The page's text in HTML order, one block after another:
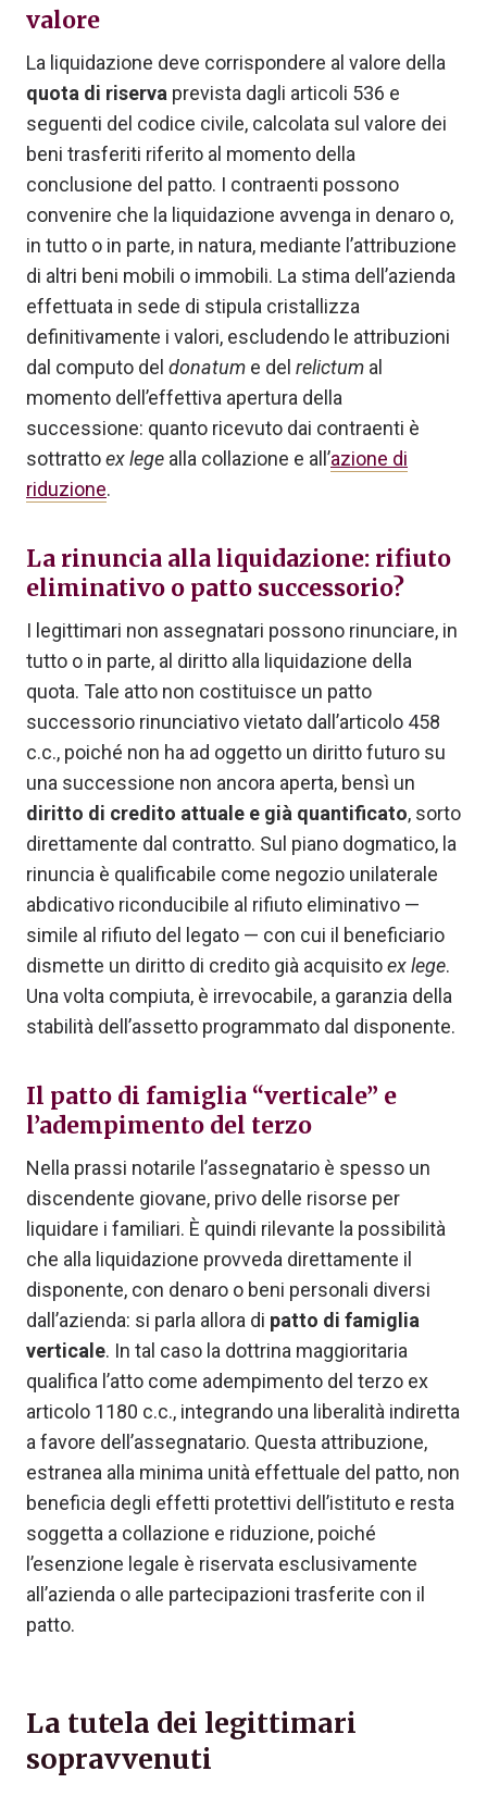
valore
La liquidazione deve corrispondere al valore della
quota di riserva prevista dagli articoli 536 e
seguenti del codice civile, calcolata sul valore dei
beni trasferiti riferito al momento della
conclusione del patto. I contraenti possono
convenire che la liquidazione avvenga in denaro o,
in tutto o in parte, in natura, mediante l’attribuzione
di altri beni mobili o immobili. La stima dell’azienda
effettuata in sede di stipula cristallizza
definitivamente i valori, escludendo le attribuzioni
dal computo del donatum e del relictum al
momento dell’effettiva apertura della
successione: quanto ricevuto dai contraenti è
sottrattoex lege alla collazione e all’azione di
riduzione.
La rinuncia alla liquidazione: rifiuto
eliminativo o patto successorio?
I legittimari non assegnatari possono rinunciare, in
tutto o in parte, al diritto alla liquidazione della
quota. Tale atto non costituisce un patto
successorio rinunciativo vietato dall’articolo 458
c.c., poiché non ha ad oggetto un diritto futuro su
una successione non ancora aperta, bensì un
diritto di credito attuale e già quantificato, sorto
direttamente dal contratto. Sul piano dogmatico, la
rinuncia è qualificabile come negozio unilaterale
abdicativo riconducibile al rifiuto eliminativo —
simile al rifiuto del legato — con cui il beneficiario
dismette un diritto di credito già acquisitoex lege.
Una volta compiuta, è irrevocabile, a garanzia della
stabilità dell’assetto programmato dal disponente.
Il patto di famiglia “verticale” e
l’adempimento del terzo
Nella prassi notarile l’assegnatario è spesso un
discendente giovane, privo delle risorse per
liquidare i familiari. È quindi rilevante la possibilità
che alla liquidazione provveda direttamente il
disponente, con denaro o beni personali diversi
dall’azienda: si parla allora di patto di famiglia
verticale. In tal caso la dottrina maggioritaria
qualifica l’atto come adempimento del terzo ex
articolo 1180 c.c., integrando una liberalità indiretta
a favore dell’assegnatario. Questa attribuzione,
estranea alla minima unità effettuale del patto, non
beneficia degli effetti protettivi dell’istituto e resta
soggetta a collazione e riduzione, poiché
l’esenzione legale è riservata esclusivamente
all’azienda o alle partecipazioni trasferite con il
patto.
La tutela dei legittimari
sopravvenuti